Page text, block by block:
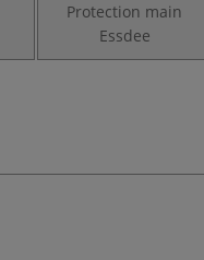
Protection main
Essdee